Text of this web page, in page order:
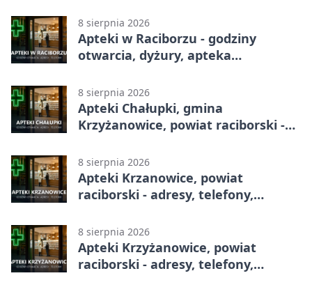
8 sierpnia 2026
Apteki w Raciborzu - godziny
otwarcia, dyżury, apteka
8 sierpnia 2026
Apteki Chałupki, gmina
Krzyżanowice, powiat raciborski -
8 sierpnia 2026
Apteki Krzanowice, powiat
raciborski - adresy, telefony,
8 sierpnia 2026
Apteki Krzyżanowice, powiat
raciborski - adresy, telefony,